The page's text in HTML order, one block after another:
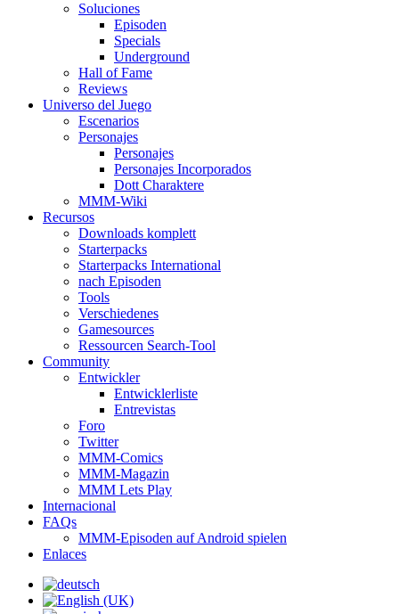
Soluciones
Episoden
Specials
Underground
Hall of Fame
Reviews
Universo del Juego
Escenarios
Personajes
Personajes
Personajes Incorporados
Dott Charaktere
MMM-Wiki
Recursos
Downloads komplett
Starterpacks
Starterpacks International
nach Episoden
Tools
Verschiedenes
Gamesources
Ressourcen Search-Tool
Community
Entwickler
Entwicklerliste
Entrevistas
Foro
Twitter
MMM-Comics
MMM-Magazin
MMM Lets Play
Internacional
FAQs
MMM-Episoden auf Android spielen
Enlaces